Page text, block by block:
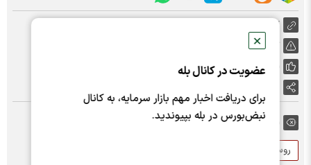
✕
عضویت در کانال بله
برای دریافت اخبار مهم بازار سرمایه، به کانال
نبض‌بورس در بله بپیوندید.
https://nabzebourse.com/000MWY
گزارش خطا
پسندها:
برچسب ها:
روسیه